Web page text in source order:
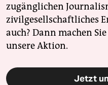
zugänglichen
zivilgesellschaftliches
auch? Dann machen
unsere Aktion.
Jetzt